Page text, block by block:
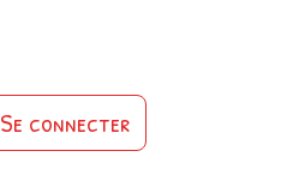
Se connecter